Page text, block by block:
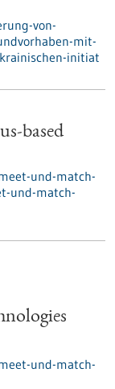
von-
mit-
initiat
based
und-match-
und-match-
und-match-